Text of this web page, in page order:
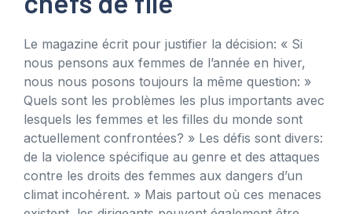
Le magazine écrit pour justifier la décision: « Si
nous pensons aux femmes de l’année en hiver,
nous nous posons toujours la même question: »
Quels sont les problèmes les plus importants avec
lesquels les femmes et les filles du monde sont
actuellement confrontées? » Les défis sont divers:
de la violence spécifique au genre et des attaques
contre les droits des femmes aux dangers d’un
climat incohérent. » Mais partout où ces menaces